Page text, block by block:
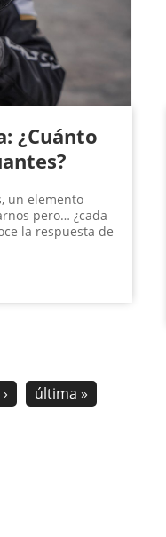
¿Cuánto
un elemento
pero… ¿cada
la respuesta de
última »